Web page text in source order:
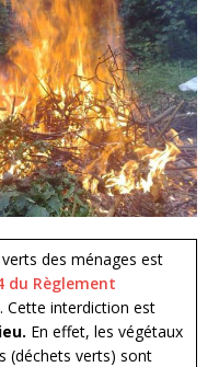
des ménages est
du Règlement
. Cette interdiction est
En effet, les végétaux
(déchets verts) sont